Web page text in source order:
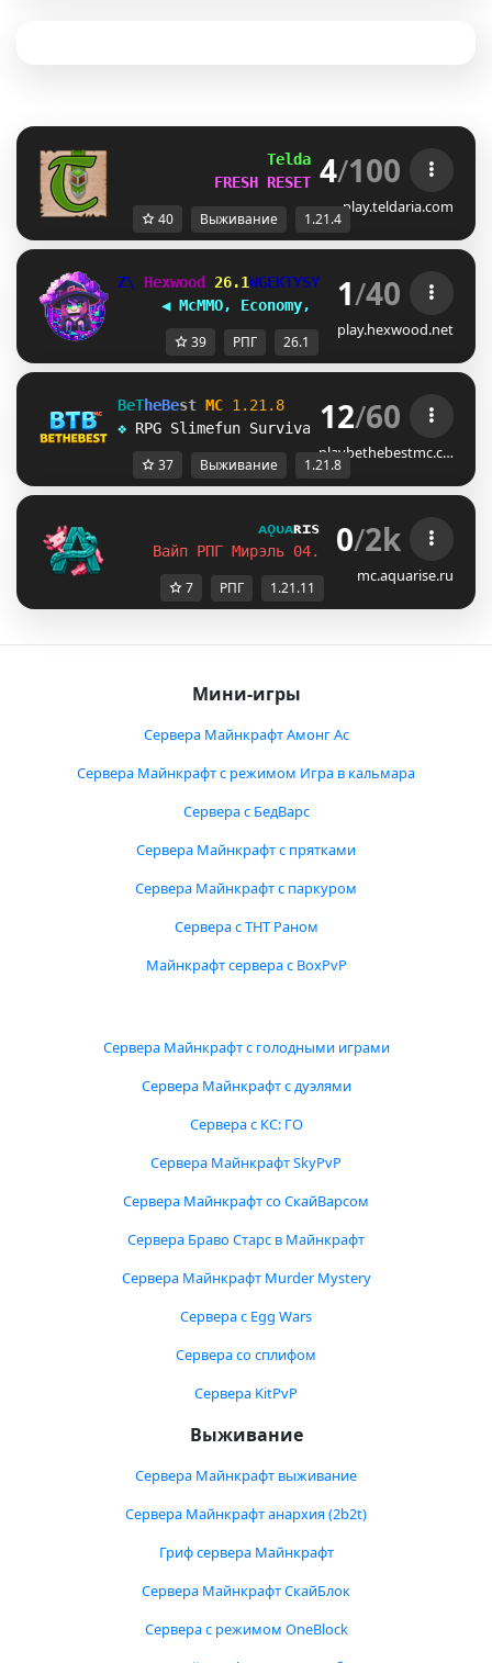
Teldaria - Survival
FRESH RESET & UPDATE!
1.21.4
4/100
play.teldaria.com
40 Выживание 1.21.4
_P Hexwood 26.1@ANYFCCD
Reset Aug.16/25
◀ McMMO, Economy, Crates & More! ▶
1/40
play.hexwood.net
39 РПГ 26.1
BeTheBest MC 1.21.8
❖ RPG Slimefun Survival - No Seas n
12/60
playbethebestmc.c…
37 Выживание 1.21.8
ᴀǫᴜᴀʀɪsᴇ
[1.21.11]
Вайп РПГ Мирэль 04.07.2026 в 17:00 по
0/2k
mc.aquarise.ru
7 РПГ 1.21.11
Мини-игры
Сервера Майнкрафт Амонг Ас
Сервера Майнкрафт с режимом Игра в кальмара
Сервера с БедВарс
Сервера Майнкрафт с прятками
Сервера Майнкрафт с паркуром
Сервера с ТНТ Раном
Майнкрафт сервера с BoxPvP
Сервера Майнкрафт с голодными играми
Сервера Майнкрафт с дуэлями
Сервера с КС: ГО
Сервера Майнкрафт SkyPvP
Сервера Майнкрафт со СкайВарсом
Сервера Браво Старс в Майнкрафт
Сервера Майнкрафт Murder Mystery
Сервера с Egg Wars
Сервера со сплифом
Сервера KitPvP
Выживание
Сервера Майнкрафт выживание
Сервера Майнкрафт анархия (2b2t)
Гриф сервера Майнкрафт
Сервера Майнкрафт СкайБлок
Сервера с режимом OneBlock